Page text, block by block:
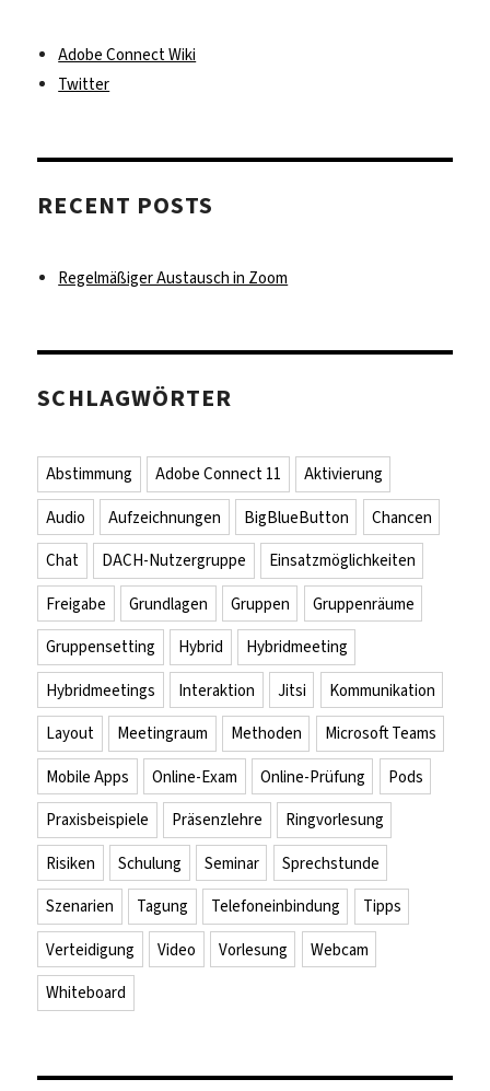
Adobe Connect Wiki
Twitter
RECENT POSTS
Regelmäßiger Austausch in Zoom
SCHLAGWÖRTER
Abstimmung Adobe Connect 11
Aktivierung
Audio
Aufzeichnungen BigBlueButton
Chancen
Chat
DACH-Nutzergruppe
Einsatzmöglichkeiten
Freigabe
Grundlagen Gruppen
Gruppenräume
Gruppensetting
Hybrid
Hybridmeeting
Hybridmeetings
Interaktion Jitsi
Kommunikation
Layout
Meetingraum Methoden
Microsoft Teams
Mobile Apps
Online-Exam Online-Prüfung
Pods
Praxisbeispiele
Präsenzlehre
Ringvorlesung
Risiken
Schulung Seminar
Sprechstunde
Szenarien
Tagung Telefoneinbindung
Tipps
Verteidigung
Video Vorlesung
Webcam
Whiteboard